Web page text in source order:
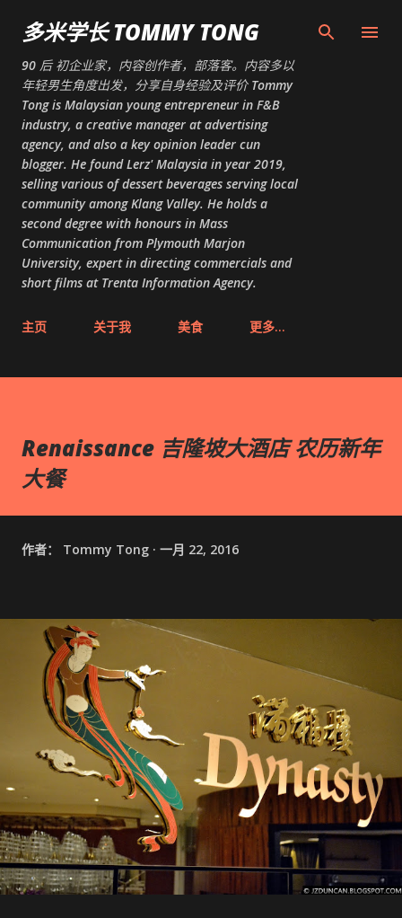
跳至主要内容
多米学长 TOMMY TONG
90 后 初企业家，内容创作者，部落客。内容多以
年轻男生角度出发，分享自身经验及评价 Tommy
Tong is Malaysian young entrepreneur in F&B
industry, a creative manager at advertising
agency, and also a key opinion leader cun
blogger. He found Lerz' Malaysia in year 2019,
selling various of dessert beverages serving local
community among Klang Valley. He holds a
second degree with honours in Mass
Communication from Plymouth Marjon
University, expert in directing commercials and
short films at Trenta Information Agency.
主页 关于我 美食 更多…
Renaissance 吉隆坡大酒店 农历新年
大餐
作者： Tommy Tong 一月 22, 2016